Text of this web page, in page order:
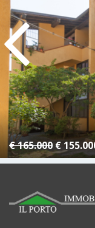
4 Camere
€ 165.000 €